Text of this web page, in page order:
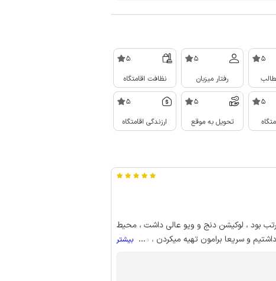
5
5
رفتار میزبان
5
نظافت اقامتگاه
5
5
تحویل به موقع
5
ارزندگی اقامتگاه
بود ، لوکیشن دنج و ویو عالی داشت ، محیط
و سریعا برامون تهیه میکردن ، ما راضی
... بیشتر